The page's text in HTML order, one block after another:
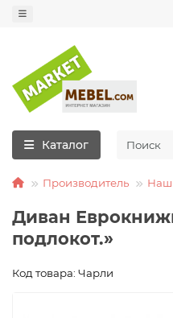
Каталог
Производитель Наш
Диван
подлокот.»
Код товара: Чарли